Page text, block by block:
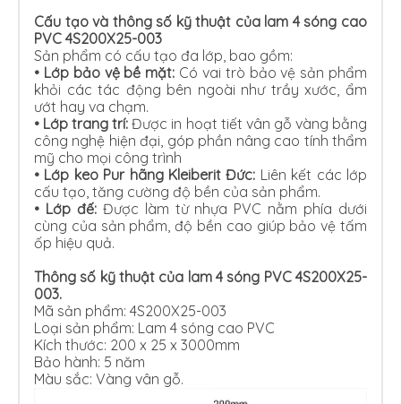
Cấu tạo và thông số kỹ thuật của lam 4 sóng cao
PVC 4S200X25-003
Sản phẩm có cấu tạo đa lớp, bao gồm:
• Lớp bảo vệ bề mặt: Có vai trò bảo vệ sản phẩm
khỏi các tác động bên ngoài như trầy xước, ẩm
ướt hay va chạm.
• Lớp trang trí:Được in hoạt tiết vân gỗ vàng bằng
công nghệ hiện đại, góp phần nâng cao tính thẩm
mỹ cho mọi công trình
• Lớp keo Pur hãng Kleiberit Đức: Liên kết các lớp
cấu tạo, tăng cường độ bền của sản phẩm.
• Lớp đế:Được làm từ nhựa PVC nằm phía dưới
cùng của sản phẩm, độ bền cao giúp bảo vệ tấm
ốp hiệu quả.
Thông số kỹ thuật của lam 4 sóng PVC 4S200X25-
003.
Mã sản phẩm: 4S200X25-003
Loại sản phẩm: Lam 4 sóng cao PVC
Kích thước: 200 x 25 x 3000mm
Bảo hành: 5 năm
Màu sắc: Vàng vân gỗ.